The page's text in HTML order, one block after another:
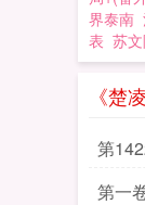
界泰南
表 苏
《楚
第
第一